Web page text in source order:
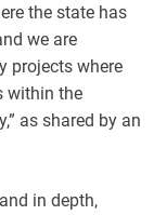
the state has
we are
projects where
within the
as shared by an
in depth,